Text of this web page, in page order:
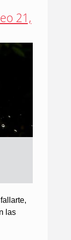
21,
las